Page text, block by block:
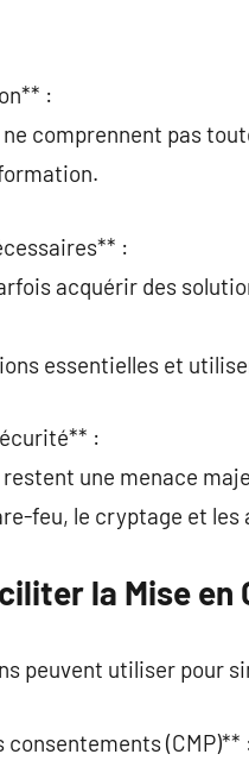
:
comprennent pas
:
acquérir des
essentielles et
:
une menace
feu, le cryptage et les
la Mise en
peuvent utiliser pour
(CMP)**